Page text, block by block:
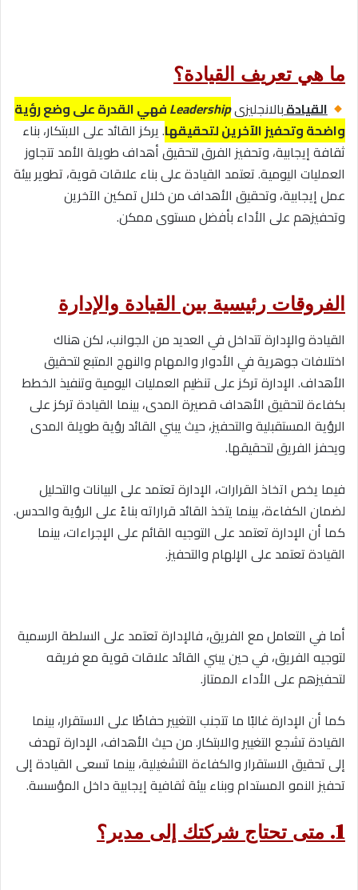
ما هي تعريف القيادة؟
القيادةبالانجليزىLeadershipفهي القدرة على وضع رؤية
واضحة وتحفيز الآخرين لتحقيقها. يركز القائد على الابتكار، بناء
ثقافة إيجابية، وتحفيز الفرق لتحقيق أهداف طويلة الأمد تتجاوز
العمليات اليومية. تعتمد القيادة على بناء علاقات قوية، تطوير بيئة
عمل إيجابية، وتحقيق الأهداف من خلال تمكين الآخرين
وتحفيزهم على الأداء بأفضل مستوى ممكن.
الفروقات رئيسية بين القيادة والإدارة
القيادة والإدارة تتداخل في العديد من الجوانب، لكن هناك
اختلافات جوهرية في الأدوار والمهام والنهج المتبع لتحقيق
الأهداف. الإدارة تركز على تنظيم العمليات اليومية وتنفيذ الخطط
بكفاءة لتحقيق الأهداف قصيرة المدى، بينما القيادة تركز على
الرؤية المستقبلية والتحفيز، حيث يبني القائد رؤية طويلة المدى
ويحفز الفريق لتحقيقها.
فيما يخص اتخاذ القرارات، الإدارة تعتمد على البيانات والتحليل
لضمان الكفاءة، بينما يتخذ القائد قراراته بناءً على الرؤية والحدس.
كما أن الإدارة تعتمد على التوجيه القائم على الإجراءات، بينما
القيادة تعتمد على الإلهام والتحفيز.
أما في التعامل مع الفريق، فالإدارة تعتمد على السلطة الرسمية
لتوجيه الفريق، في حين يبني القائد علاقات قوية مع فريقه
لتحفيزهم على الأداء الممتاز.
كما أن الإدارة غالبًا ما تتجنب التغيير حفاظًا على الاستقرار، بينما
القيادة تشجع التغيير والابتكار. من حيث الأهداف، الإدارة تهدف
إلى تحقيق الاستقرار والكفاءة التشغيلية، بينما تسعى القيادة إلى
تحفيز النمو المستدام وبناء بيئة ثقافية إيجابية داخل المؤسسة.
1. متى تحتاج شركتك إلى مدير؟